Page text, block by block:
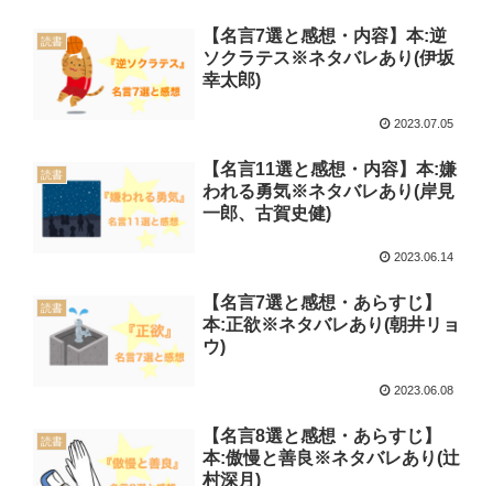
読書
【名言7選と感想・内容】本:逆
ソクラテス※ネタバレあり(伊坂
幸太郎)
2023.07.05
読書
【名言11選と感想・内容】本:嫌
われる勇気※ネタバレあり(岸見
一郎、古賀史健)
2023.06.14
読書
【名言7選と感想・あらすじ】
本:正欲※ネタバレあり(朝井リョ
ウ)
2023.06.08
読書
【名言8選と感想・あらすじ】
本:傲慢と善良※ネタバレあり(辻
村深月)